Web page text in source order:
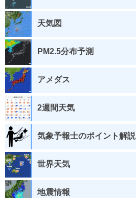
天気図
PM2.5分布予測
アメダス
2週間天気
気象予報士のポイント解説
世界天気
地震情報